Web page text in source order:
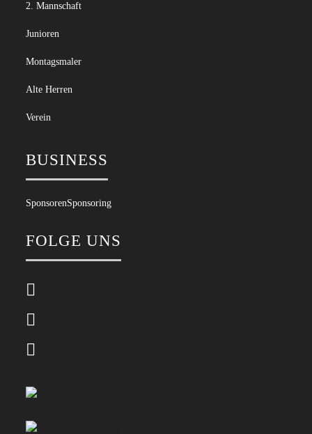
2. Mannschaft
Junioren
Montagsmaler
Alte Herren
Verein
BUSINESS
SponsorenSponsoring
FOLGE UNS